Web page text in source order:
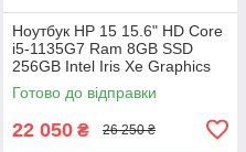
Ноутбук HP 15 15.6" HD Сore
i5-1135G7 Ram 8GB SSD
256GB Intel Iris Xe Graphics
Готово до відправки
22 050 ₴ 26 250 ₴